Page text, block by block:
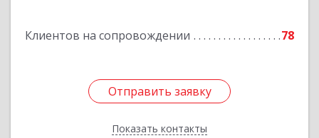
Клиентов на сопровождении 78
Отправить заявку
Показать контакты
Отправить заявку
Назад